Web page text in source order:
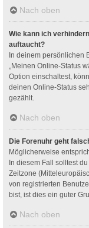
Nach oben
Wie kann ich
auftaucht?
In deinem persönlichen
„Meinen Online-Status
Option einschaltest,
deinen Online-Status
gezählt.
Nach oben
Die Forenuhr geht
Möglicherweise
In diesem Fall solltest
Zeitzone
von registrierten
bist, ist dies ein guter
Nach oben